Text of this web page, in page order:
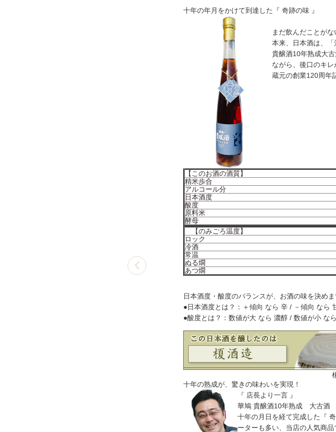
十年の年月をかけて到達した『 奇跡の味 』
まだ飲んだことが
本来、日本酒は、「
貴醸酒10年熟成大
ながら、後口のキレ
蔵元の創業120周年
【このお酒の酒質】
精米歩合
アルコール分
日本酒度
酸度
原料米
酵母
【のみごろ温度】
ロック
冷酒
常温
ぬる燗
あつ燗
日本酒度・酸度のバランスが、お酒の味を決め
●日本酒度とは？：＋傾向 なら 辛 / －傾向 なら
●酸度とは？：数値が大 なら 濃醇 / 数値が小 な
十年の熟成が、驚きの味わいを実現！
『 店長より一言 』
華鳩 貴醸酒10年熟成 大古酒
十年の月日を経て完成した『
ーターも多い、当店の人気商品